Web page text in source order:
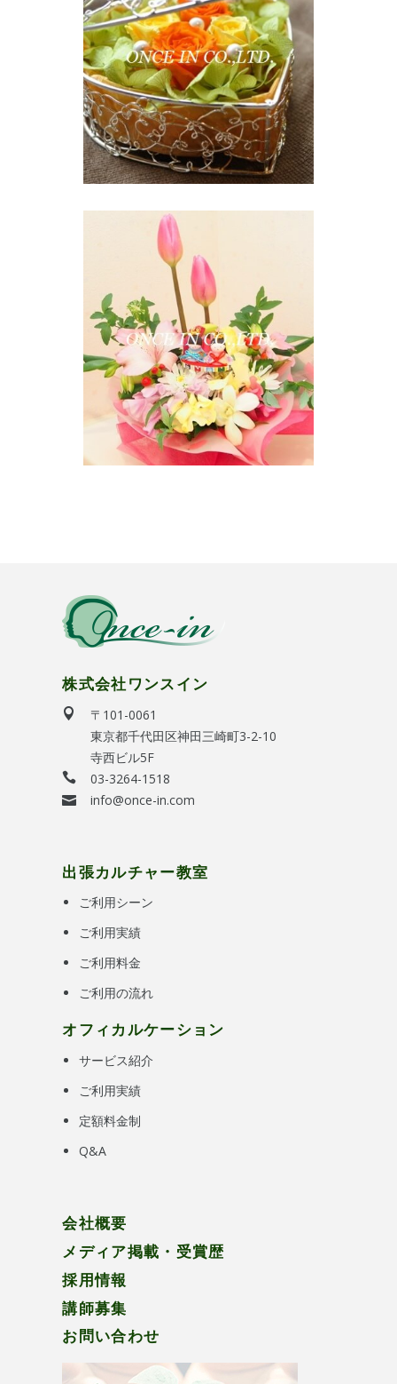
魔法のお花「プリ
ザーブドフラワ
ー」
DELICULTURE
華麗なる「フラワ
ーアレンジメン
ト」教室
DELICULTURE
株式会社ワンスイン
〒101-0061
東京都千代田区神田三崎町3-2-10
寺西ビル5F
03-3264-1518
info@once-in.com
出張カルチャー教室
ご利用シーン
ご利用実績
ご利用料金
ご利用の流れ
オフィカルケーション
サービス紹介
ご利用実績
定額料金制
Q&A
会社概要
メディア掲載・受賞歴
採用情報
講師募集
お問い合わせ